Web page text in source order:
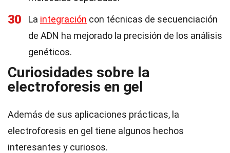
30 La integración con técnicas de secuenciación
de ADN ha mejorado la precisión de los análisis
genéticos.
Curiosidades sobre la
electroforesis en gel
Además de sus aplicaciones prácticas, la
electroforesis en gel tiene algunos hechos
interesantes y curiosos.